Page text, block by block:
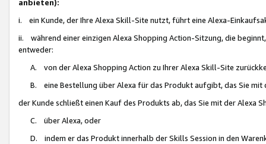
anbieten):
i. ein Kunde, der Ihre Alexa Skill-Site nutzt, führt eine Alexa-
ii. während einer einzigen Alexa Shopping Action-Sitzung, die
entweder:
A. von der Alexa Shopping Action zu Ihrer Alexa Skill-Site
B. eine Bestellung über Alexa für das Produkt aufgibt, das Sie mit
der Kunde schließt einen Kauf des Produkts ab, das Sie mit der Alexa
C. über Alexa, oder
D. indem er das Produkt innerhalb der Skills Session in den